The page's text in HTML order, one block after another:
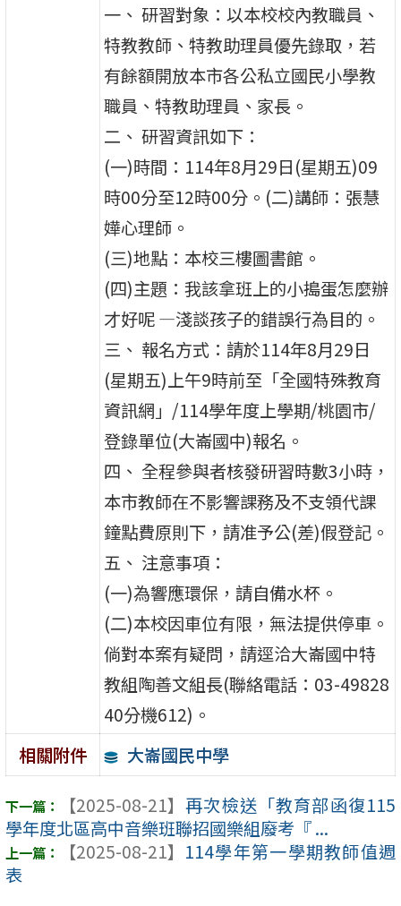
一、 研習對象：以本校校內教職員、
特教教師、特教助理員優先錄取，若
有餘額開放本市各公私立國民小學教
職員、特教助理員、家長。
二、 研習資訊如下：
(一)時間：114年8月29日(星期五)09
時00分至12時00分。(二)講師：張慧
嬅心理師。
(三)地點：本校三樓圖書館。
(四)主題：我該拿班上的小搗蛋怎麼辦
才好呢 —淺談孩子的錯誤行為目的。
三、 報名方式：請於114年8月29日
(星期五)上午9時前至「全國特殊教育
資訊網」/114學年度上學期/桃園市/
登錄單位(大崙國中)報名。
四、 全程參與者核發研習時數3小時，
本市教師在不影響課務及不支領代課
鐘點費原則下，請准予公(差)假登記。
五、 注意事項：
(一)為響應環保，請自備水杯。
(二)本校因車位有限，無法提供停車。
倘對本案有疑問，請逕洽大崙國中特
教組陶善文組長(聯絡電話：03-49828
40分機612)。
相關附件
大崙國民中學
【2025-08-21】 再次檢送「教育部函復115
學年度北區高中音樂班聯招國樂組廢考『 ...
【2025-08-21】 114學年第一學期教師值週
表